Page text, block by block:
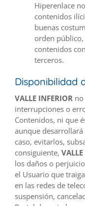
Hiperenlace
contenidos
buenas
orden
contenidos
terceros.
Disponibilidad
VALLE INFERIORno
interrupciones o
Contenidos, ni que
aunque desarrollará
caso, evitarlos,
consiguiente,
los daños o
el Usuario que
en las redes de
suspensión,